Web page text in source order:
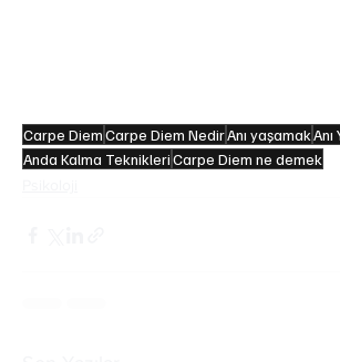
Carpe DiemCarpe Diem NedirAnı yaşamak
Anda Kalma TeknikleriCarpe Diem ne demek